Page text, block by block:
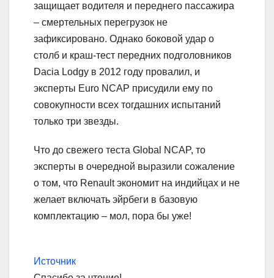
защищает водителя и переднего пассажира
– смертельных перегрузок не
зафиксировано. Однако боковой удар о
столб и краш-тест передних подголовников
Dacia Lodgy в 2012 году провалил, и
эксперты Euro NCAP присудили ему по
совокупности всех тогдашних испытаний
только три звезды.
Что до свежего теста Global NCAP, то
эксперты в очередной выразили сожаление
о том, что Renault экономит на индийцах и не
желает включать эйрбеги в базовую
комплектацию – мол, пора бы уже!
Источник